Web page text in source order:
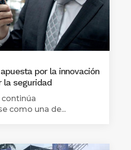
por la innovación
la seguridad
continúa
como una de...